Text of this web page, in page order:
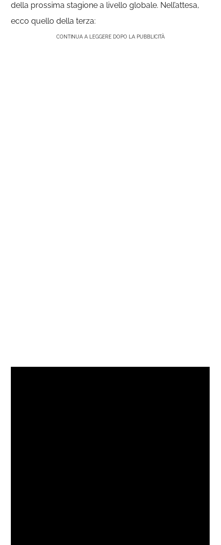
della prossima stagione a livello globale. Nell’attesa,
ecco quello della terza:
CONTINUA A LEGGERE DOPO LA PUBBLICITÀ